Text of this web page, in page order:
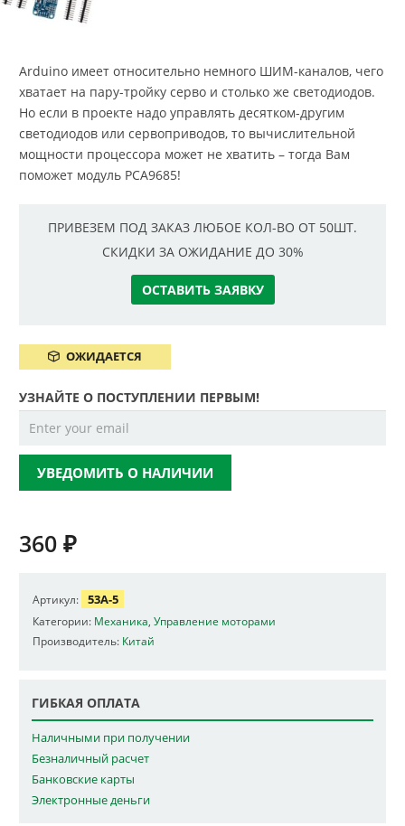
Arduino имеет относительно немного ШИМ-каналов, чего
хватает на пару-тройку серво и столько же светодиодов.
Но если в проекте надо управлять десятком-другим
светодиодов или сервоприводов, то вычислительной
мощности процессора может не хватить – тогда Вам
поможет модуль PCA9685!
ПРИВЕЗЕМ ПОД ЗАКАЗ ЛЮБОЕ КОЛ-ВО ОТ 50ШТ.
СКИДКИ ЗА ОЖИДАНИЕ ДО 30%
ОСТАВИТЬ ЗАЯВКУ
ОЖИДАЕТСЯ
УЗНАЙТЕ О ПОСТУПЛЕНИИ ПЕРВЫМ!
УВЕДОМИТЬ О НАЛИЧИИ
360 ₽
Артикул: 53A-5
Категории: Механика Управление моторами
Производитель: Китай
ГИБКАЯ ОПЛАТА
Наличными при получении
Безналичный расчет
Банковские карты
Электронные деньги